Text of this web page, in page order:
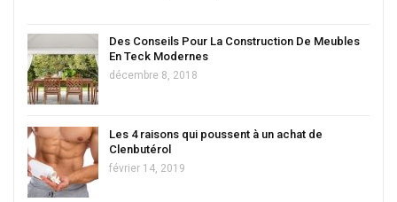
Des Conseils Pour La Construction De Meubles
En Teck Modernes
décembre 8, 2018
Les 4 raisons qui poussent à un achat de
Clenbutérol
février 14, 2019